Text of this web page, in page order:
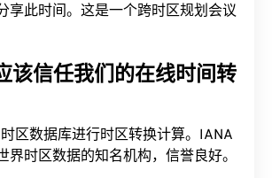
享此时间。这是一个跨时区规划会议
该信任我们的在线时间转
时区数据库进行时区转换计算。IANA
界时区数据的知名机构，信誉良好。